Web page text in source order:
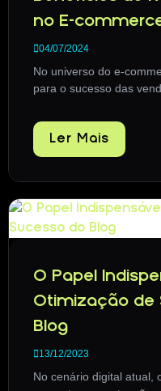
no E-
04/07/2024
No universo do e-
para o sucesso das
Ler Mais
O Papel
Otimização de
Blog
13/12/2023
No cenário digital atual,